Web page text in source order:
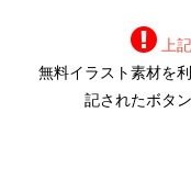
上
無料イラスト素材を
記されたボタ